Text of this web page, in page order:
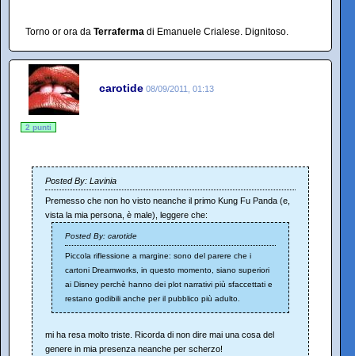
Torno or ora da Terraferma di Emanuele Crialese. Dignitoso.
carotide 08/09/2011, 01:13
2 punti
Posted By: Lavinia
Premesso che non ho visto neanche il primo Kung Fu Panda (e,
vista la mia persona, è male), leggere che:
Posted By: carotide
Piccola riflessione a margine: sono del parere che i
cartoni Dreamworks, in questo momento, siano superiori
ai Disney perchè hanno dei plot narrativi più sfaccettati e
restano godibili anche per il pubblico più adulto.
mi ha resa molto triste. Ricorda di non dire mai una cosa del
genere in mia presenza neanche per scherzo!